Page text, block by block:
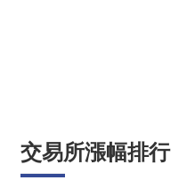
交易所漲幅排行